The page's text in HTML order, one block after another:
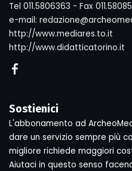
Tel 011.5806363 - Fax
e-mail:
http://www.mediares.to.it
http://www.didatticatorino.it
Sostienici
L'abbonamento ad
dare un servizio sempre più
migliore richiede maggiori
Aiutaci in questo senso